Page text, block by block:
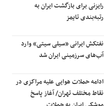
رایزنی برای بازگشت ایران به
رتبه‌بندی تایمز
نفتکش ایرانی «سیلی سیتی» وارد
آب‌های سرزمینی ایران شد
ادامه حملات هوایی علیه مراکزی در
نقاط مختلف تهران/ آغاز پاسخ